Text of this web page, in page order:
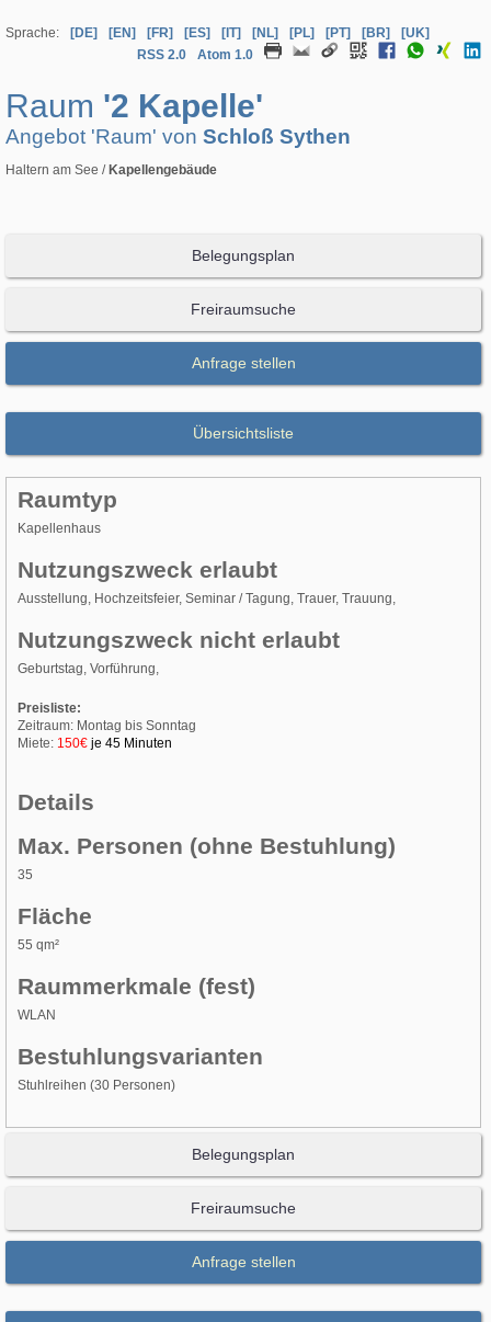
Sprache: [DE] [EN] [FR] [ES] [IT] [NL] [PL] [PT] [BR]
[UK]
RSS 2.0
Atom 1.0
Raum '2 Kapelle'
Angebot 'Raum' von Schloß Sythen
Haltern am See / Kapellengebäude
Belegungsplan
Freiraumsuche
Anfrage stellen
Übersichtsliste
Raumtyp
Kapellenhaus
Nutzungszweck erlaubt
Ausstellung, Hochzeitsfeier, Seminar / Tagung, Trauer, Trauung,
Nutzungszweck nicht erlaubt
Geburtstag, Vorführung,
Preisliste:
Zeitraum: Montag bis Sonntag
Miete: 150€ je 45 Minuten
Details
Max. Personen (ohne Bestuhlung)
35
Fläche
55 qm²
Raummerkmale (fest)
WLAN
Bestuhlungsvarianten
Stuhlreihen (30 Personen)
Belegungsplan
Freiraumsuche
Anfrage stellen